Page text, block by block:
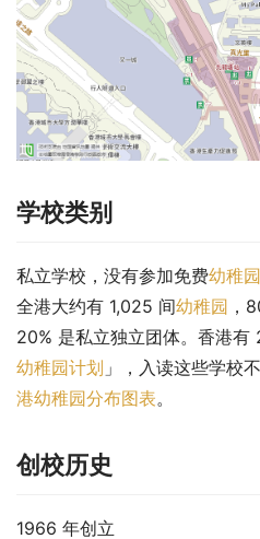
学校类别
私立学校，没有参加免费幼稚园
全港大约有 1,025 间幼稚园 ，
20% 是私立独立团体。香港有
幼稚园计划 」，入读这些学校
港幼稚园分布图表。
创校历史
1966 年创立